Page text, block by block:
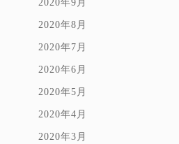
2020年9月
2020年8月
2020年7月
2020年6月
2020年5月
2020年4月
2020年3月